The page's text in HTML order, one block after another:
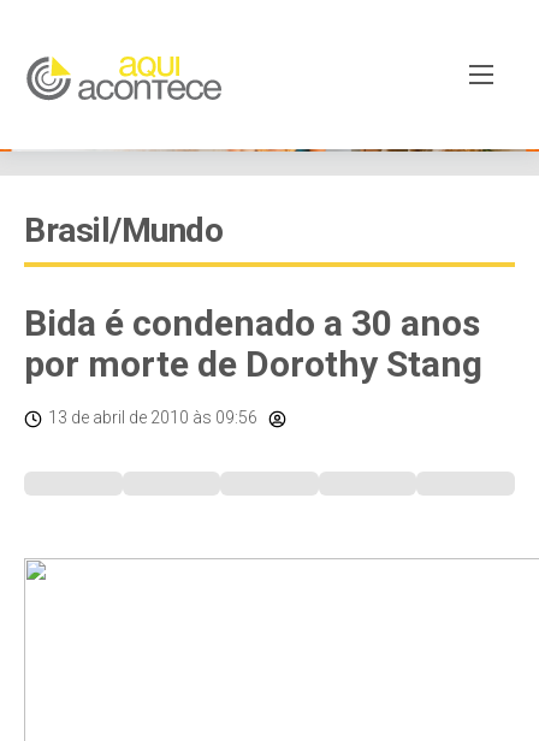
Brasil/Mundo
Bida é condenado a 30 anos
por morte de Dorothy Stang
13 de abril de 2010 às 09:56